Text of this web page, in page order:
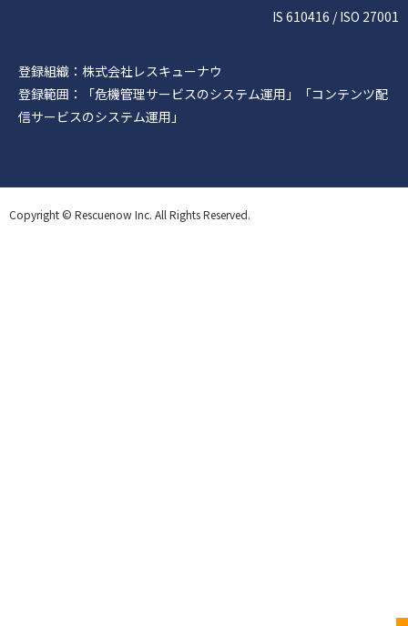
IS 610416 / ISO 27001
登録組織：株式会社レスキューナウ
登録範囲：「危機管理サービスのシステム運用」「コンテンツ配
信サービスのシステム運用」
Copyright © Rescuenow Inc. All Rights Reserved.